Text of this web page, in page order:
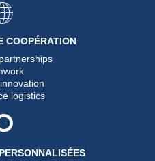
COOPÉRATION
logistics